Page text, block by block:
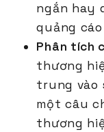
ngắn hay
quảng
Phân tích
thương
trung vào
một câu
thương